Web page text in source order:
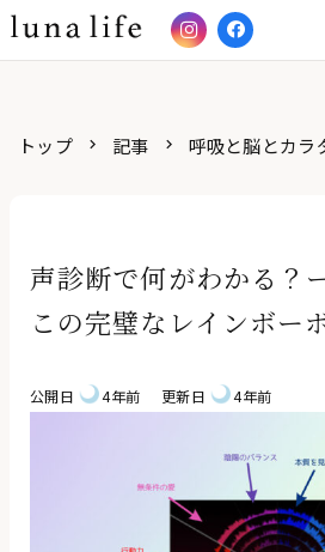
トップ keyboard_arrow_right 記事 keyboard_arrow_right 呼吸と脳とカラ
声診断で何がわかる？
この完璧なレインボー
公開日 4年前 更新日 4年前